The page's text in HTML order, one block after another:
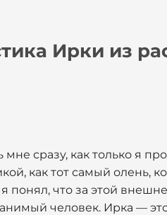
Ирки из
сразу, как только я
как тот самый олень,
понял, что за этой
человек. Ирка —